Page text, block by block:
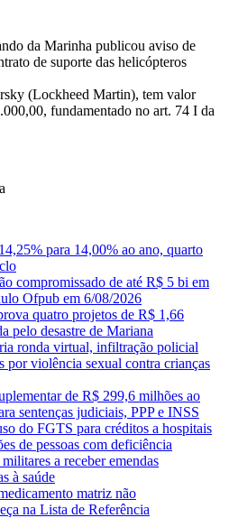
da Marinha publicou aviso de
de suporte das helicópteros
(Lockheed Martin), tem valor
fundamentado no art. 74 I da
para 14,00% ao ano, quarto
compromissado de até R$ 5 bi em
Ofpub em 6/08/2026
quatro projetos de R$ 1,66
pelo desastre de Mariana
ronda virtual, infiltração policial
por violência sexual contra crianças
de R$ 299,6 milhões ao
sentenças judiciais, PPP e INSS
do FGTS para créditos a hospitais
de pessoas com deficiência
a receber emendas
à saúde
matriz não
na Lista de Referência